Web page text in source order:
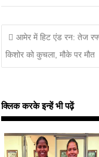
आमेर में हिट एंड रन: तेज
किशोर को कुचला, मौके पर मौत
क्लिक करके इन्हें भी पढ़ें